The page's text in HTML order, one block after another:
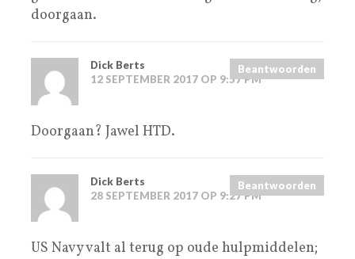
doorgaan.
Dick Berts
12 SEPTEMBER 2017 OP 9:57 PM
Beantwoorden
Doorgaan? Jawel HTD.
Dick Berts
28 SEPTEMBER 2017 OP 9:27 PM
Beantwoorden
US Navy valt al terug op oude hulpmiddelen;